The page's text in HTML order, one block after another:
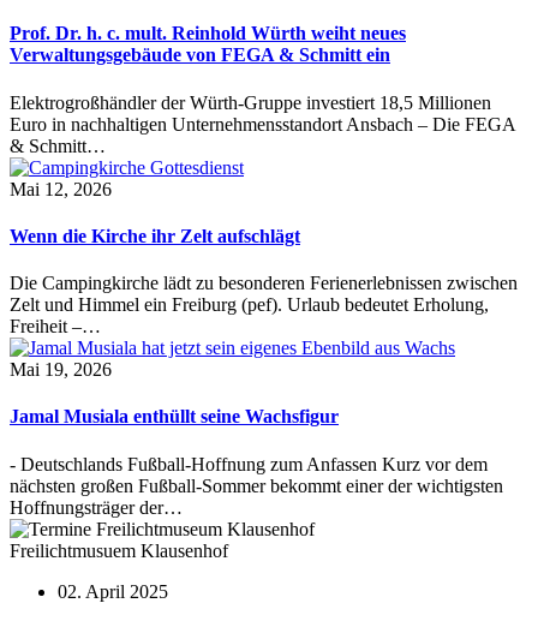
Prof. Dr. h. c. mult. Reinhold Würth weiht neues
Verwaltungsgebäude von FEGA & Schmitt ein
Elektrogroßhändler der Würth-Gruppe investiert 18,5 Millionen
Euro in nachhaltigen Unternehmensstandort Ansbach – Die FEGA
& Schmitt…
Mai 12, 2026
Wenn die Kirche ihr Zelt aufschlägt
Die Campingkirche lädt zu besonderen Ferienerlebnissen zwischen
Zelt und Himmel ein Freiburg (pef). Urlaub bedeutet Erholung,
Freiheit –…
Mai 19, 2026
Jamal Musiala enthüllt seine Wachsfigur
- Deutschlands Fußball-Hoffnung zum Anfassen Kurz vor dem
nächsten großen Fußball-Sommer bekommt einer der wichtigsten
Hoffnungsträger der…
Freilichtmusuem Klausenhof
02. April 2025